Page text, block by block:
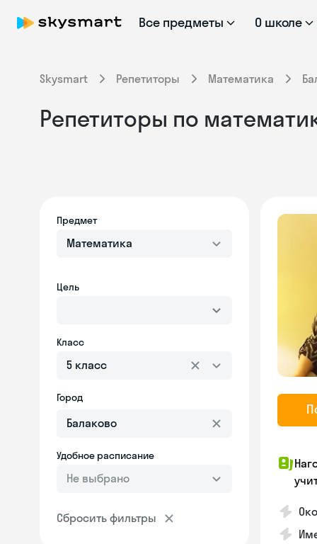
Все предметы О школе
Skysmart Репетиторы Математика
Репетиторы по
Предмет
Математика
Цель
Класс
5 класс
Город
Удобное расписание
Не выбрано
Сбросить фильтры